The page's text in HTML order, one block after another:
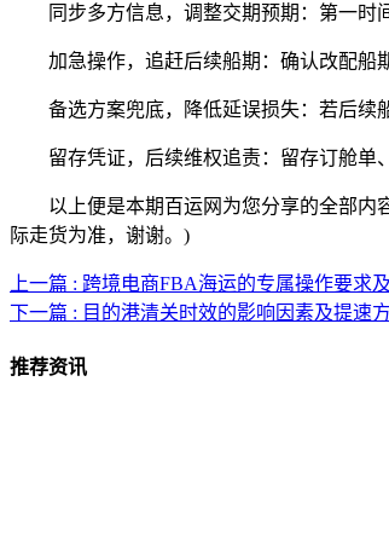
同步多方信息，调整交期预期：第一时间
加急操作，追赶后续船期：确认改配船期
备选方案兜底，降低延误损失：若后续船
留存凭证，后续维权追责：留存订舱单、
以上便是本期百运网为您分享的全部内容
际走货为准，谢谢。)
上一篇 : 跨境电商FBA海运的专属操作要求
下一篇 : 目的港清关时效的影响因素及提速
推荐资讯